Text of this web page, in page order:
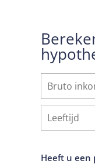
Heeft u een